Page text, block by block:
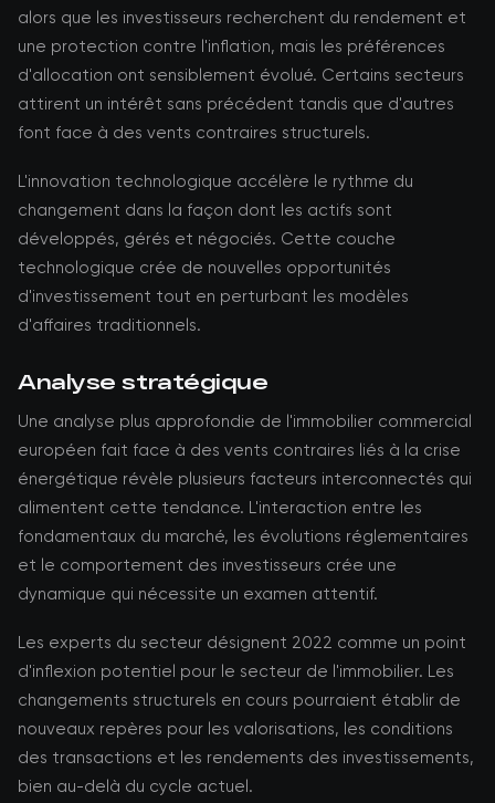
alors que les investisseurs recherchent du rendement et
une protection contre l'inflation, mais les préférences
d'allocation ont sensiblement évolué. Certains secteurs
attirent un intérêt sans précédent tandis que d'autres
font face à des vents contraires structurels.
L'innovation technologique accélère le rythme du
changement dans la façon dont les actifs sont
développés, gérés et négociés. Cette couche
technologique crée de nouvelles opportunités
d'investissement tout en perturbant les modèles
d'affaires traditionnels.
Analyse stratégique
Une analyse plus approfondie de l'immobilier commercial
européen fait face à des vents contraires liés à la crise
énergétique révèle plusieurs facteurs interconnectés qui
alimentent cette tendance. L'interaction entre les
fondamentaux du marché, les évolutions réglementaires
et le comportement des investisseurs crée une
dynamique qui nécessite un examen attentif.
Les experts du secteur désignent 2022 comme un point
d'inflexion potentiel pour le secteur de l'immobilier. Les
changements structurels en cours pourraient établir de
nouveaux repères pour les valorisations, les conditions
des transactions et les rendements des investissements,
bien au-delà du cycle actuel.